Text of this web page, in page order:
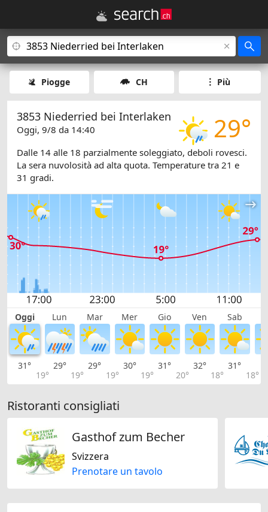
Piogge CH Più
29°
3853 Niederried bei Interlaken
Oggi, 9/8 da 14:40
Dalle 14 alle 18 parzialmente soleggiato, deboli rovesci.
La sera nuvolosità ad alta quota. Temperature tra 21 e
31 gradi.
Oggi Lun Mar Mer Gio Ven Sab
31°
19°
29°
19°
29°
19°
30°
19°
31°
20°
32°
18°
31°
18°
Ristoranti consigliati
Gasthof zum Becher
Svizzera
Prenotare un tavolo